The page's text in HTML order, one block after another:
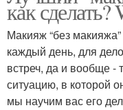
как сделать?
Макияж “без
каждый день, для
встреч, да и вообще -
ситуацию, в которой
мы научим вас его